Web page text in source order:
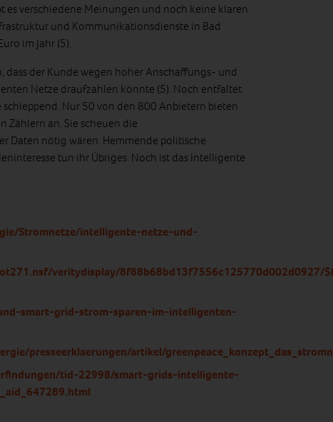
es verschiedene Meinungen und noch keine klaren
und Kommunikationsdienste in Bad
im Jahr (5).
der Kunde wegen hoher Anschaffungs- und
Netze draufzahlen könnte (5). Noch entfaltet
Nur 50 von den 800 Anbietern bieten
an. Sie scheuen die
Daten nötig wären. Hemmende politische
tun ihr Übriges. Noch ist das Intelligente
Stromnetze/intelligente-netze-und-
veritydisplay/8f88b68bd13f7556c125770d002d0927/
smart-grid-strom-sparen-im-intelligenten-
presseerklaerungen/artikel/
tid-22998/smart-grids-intelligente-